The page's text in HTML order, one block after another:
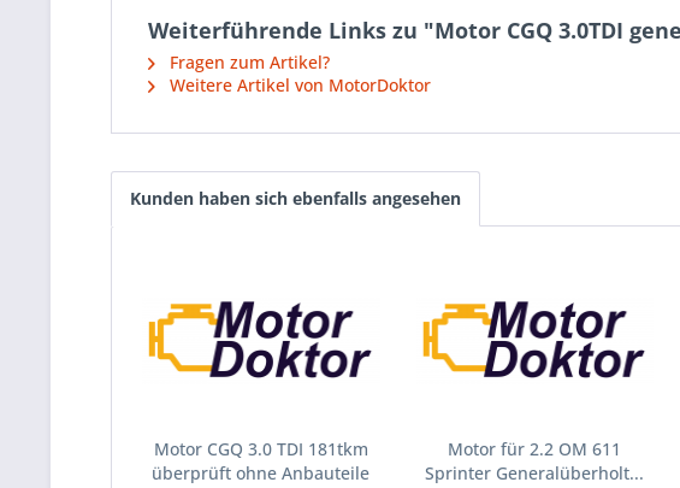
Weiterführende Links zu "Motor CGQ 3.0TDI
Fragen zum Artikel?
Weitere Artikel von MotorDoktor
Kunden haben sich ebenfalls angesehen
Motor CGQ 3.0 TDI 181tkm
überprüft ohne Anbauteile
Motor für 2.2 OM 611
Sprinter Generalüberholt...